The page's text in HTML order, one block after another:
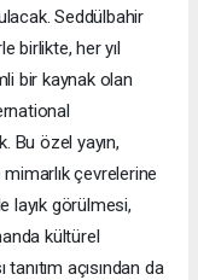
Seddülbahir
birlikte, her yıl
bir kaynak olan
Bu özel yayın,
çevrelerine
layık görülmesi,
kültürel
açısından da